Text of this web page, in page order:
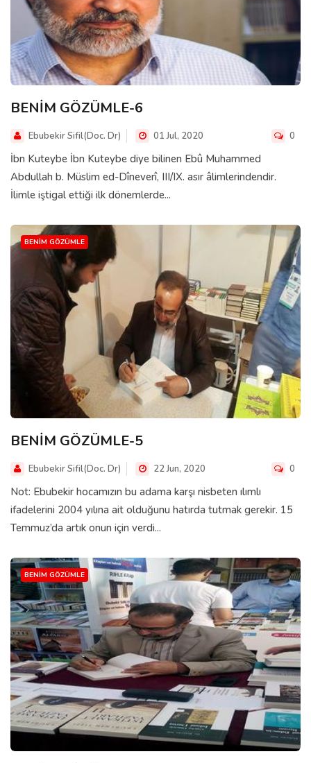
BENİM GÖZÜMLE-6
Ebubekir Sifil(Doc. Dr) 01 Jul, 2020 0
İbn Kuteybe İbn Kuteybe diye bilinen Ebû Muhammed
Abdullah b. Müslim ed-Dîneverî, III/IX. asır âlimlerindendir.
İlimle iştigal ettiği ilk dönemlerde...
BENIM GÖZÜMLE
BENİM GÖZÜMLE-5
Ebubekir Sifil(Doc. Dr) 22 Jun, 2020 0
Not: Ebubekir hocamızın bu adama karşı nisbeten ılımlı
ifadelerini 2004 yılına ait olduğunu hatırda tutmak gerekir. 15
Temmuz’da artık onun için verdi...
BENIM GÖZÜMLE